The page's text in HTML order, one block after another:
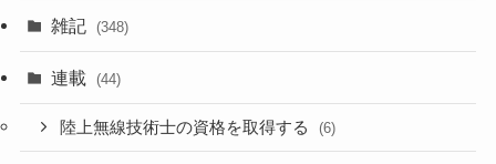
雑記 (348)
連載 (44)
陸上無線技術士の資格を取得する (6)